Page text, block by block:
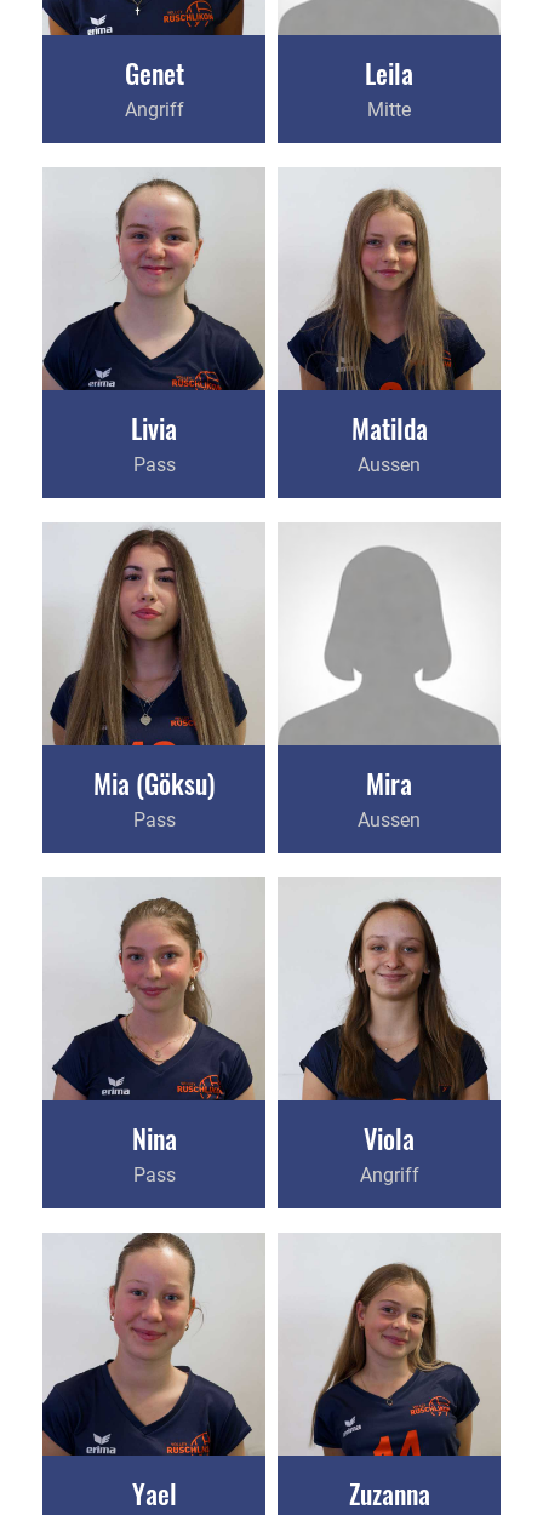
Genet
Angriff
Leila
Mitte
Livia
Pass
Matilda
Aussen
Mia (Göksu)
Pass
Mira
Aussen
Nina
Pass
Viola
Angriff
Yael Zuzanna